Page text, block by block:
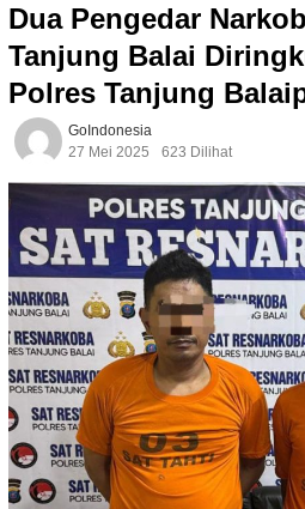
Dua Pengedar
Tanjung Balai
Polres Tanjung
GoIndonesia
27 Mei 2025
623 Dilihat